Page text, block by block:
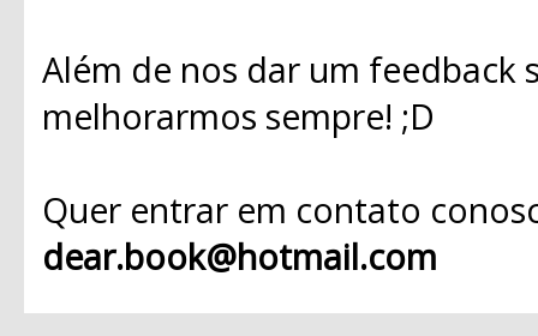
Além de nos dar um
melhorarmos sempre! ;D
Quer entrar em contato
dear.book@hotmail.com